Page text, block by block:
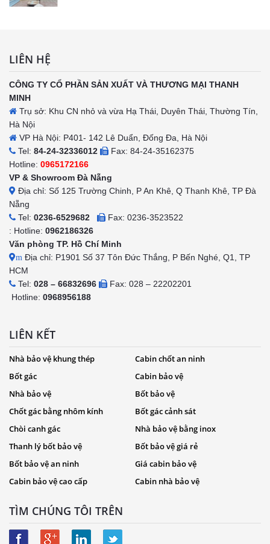
LIÊN HỆ
CÔNG TY CỔ PHẦN SẢN XUẤT VÀ THƯƠNG MẠI THANH
MINH
Trụ sở: Khu CN nhỏ và vừa Hạ Thái, Duyên Thái, Thường Tín,
Hà Nội
VP Hà Nội: P401- 142 Lê Duẩn, Đống Đa, Hà Nội
Tel: 84-24-32336012
Fax: 84-24-35162375
Hotline: 0965172166
VP & Showroom Đà Nẵng
Địa chỉ: Số 125 Trường Chinh, P An Khê, Q Thanh Khê, TP Đà
Nẵng
Tel: 0236-6529682
Fax: 0236-3523522
: Hotline: 0962186326
Văn phòng TP. Hồ Chí Minh
m Địa chỉ: P1901 Số 37 Tôn Đức Thắng, P Bến Nghé, Q1, TP
HCM
Tel: 028 – 66832696
Fax: 028 – 22202201
Hotline: 0968956188
LIÊN KẾT
Nhà bảo vệ khung thép
Cabin chốt an ninh
Bốt gác
Cabin bảo vệ
Nhà bảo vệ
Bốt bảo vệ
Chốt gác bằng nhôm kính
Bốt gác cảnh sát
Chòi canh gác
Nhà bảo vệ bằng inox
Thanh lý bốt bảo vệ
Bốt bảo vệ giá rẻ
Bốt bảo vệ an ninh
Giá cabin bảo vệ
Cabin bảo vệ cao cấp
Cabin nhà bảo vệ
TÌM CHÚNG TÔI TRÊN